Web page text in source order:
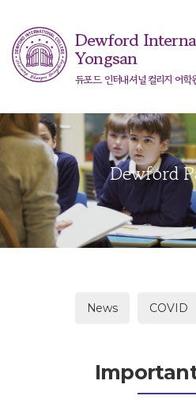
Dewford
Yongsan
듀포드 인터내셔널 컬리지 어
Dewford
News COVID